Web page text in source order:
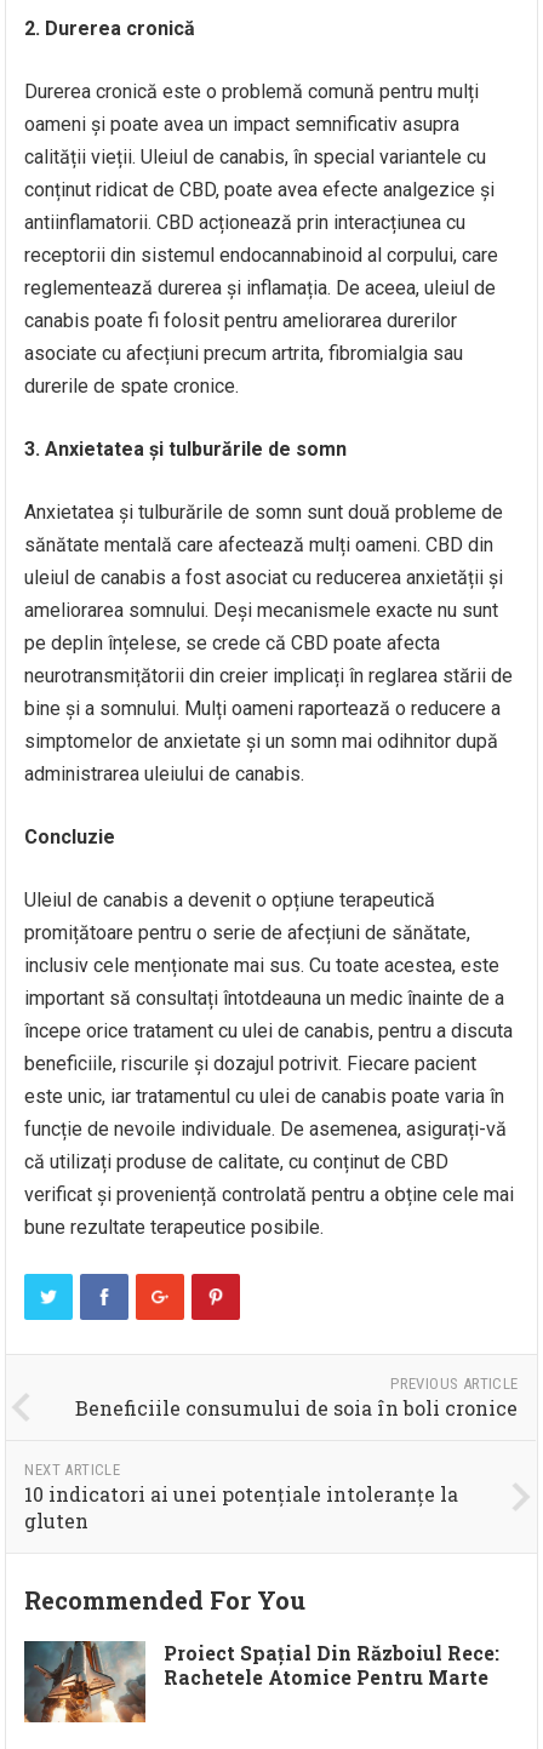
2. Durerea cronică
Durerea cronică este o problemă comună pentru mulți
oameni și poate avea un impact semnificativ asupra
calității vieții. Uleiul de canabis, în special variantele cu
conținut ridicat de CBD, poate avea efecte analgezice și
antiinflamatorii. CBD acționează prin interacțiunea cu
receptorii din sistemul endocannabinoid al corpului, care
reglementează durerea și inflamația. De aceea, uleiul de
canabis poate fi folosit pentru ameliorarea durerilor
asociate cu afecțiuni precum artrita, fibromialgia sau
durerile de spate cronice.
3. Anxietatea și tulburările de somn
Anxietatea și tulburările de somn sunt două probleme de
sănătate mentală care afectează mulți oameni. CBD din
uleiul de canabis a fost asociat cu reducerea anxietății și
ameliorarea somnului. Deși mecanismele exacte nu sunt
pe deplin înțelese, se crede că CBD poate afecta
neurotransmițătorii din creier implicați în reglarea stării de
bine și a somnului. Mulți oameni raportează o reducere a
simptomelor de anxietate și un somn mai odihnitor după
administrarea uleiului de canabis.
Concluzie
Uleiul de canabis a devenit o opțiune terapeutică
promițătoare pentru o serie de afecțiuni de sănătate,
inclusiv cele menționate mai sus. Cu toate acestea, este
important să consultați întotdeauna un medic înainte de a
începe orice tratament cu ulei de canabis, pentru a discuta
beneficiile, riscurile și dozajul potrivit. Fiecare pacient
este unic, iar tratamentul cu ulei de canabis poate varia în
funcție de nevoile individuale. De asemenea, asigurați-vă
că utilizați produse de calitate, cu conținut de CBD
verificat și proveniență controlată pentru a obține cele mai
bune rezultate terapeutice posibile.
PREVIOUS ARTICLE
Beneficiile consumului de soia în boli cronice
NEXT ARTICLE
10 indicatori ai unei potențiale intoleranțe la
gluten
Recommended For You
Proiect Spațial Din Războiul Rece:
Rachetele Atomice Pentru Marte